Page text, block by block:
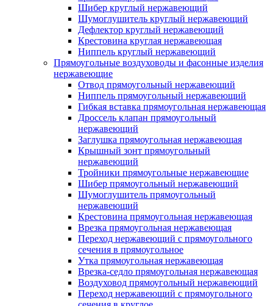
Шибер круглый нержавеющий
Шумоглушитель круглый нержавеющий
Дефлектор круглый нержавеющий
Крестовина круглая нержавеющая
Ниппель круглый нержавеющий
Прямоугольные воздуховоды и фасонные изделия
нержавеющие
Отвод прямоугольный нержавеющий
Ниппель прямоугольный нержавеющий
Гибкая вставка прямоугольная нержавеющая
Дроссель клапан прямоугольный
нержавеющий
Заглушка прямоугольная нержавеющая
Крышный зонт прямоугольный
нержавеющий
Тройники прямоугольные нержавеющие
Шибер прямоугольный нержавеющий
Шумоглушитель прямоугольный
нержавеющий
Крестовина прямоугольная нержавеющая
Врезка прямоугольная нержавеющая
Переход нержавеющий с прямоугольного
сечения в прямоугольное
Утка прямоугольная нержавеющая
Врезка-седло прямоугольная нержавеющая
Воздуховод прямоугольный нержавеющий
Переход нержавеющий с прямоугольного